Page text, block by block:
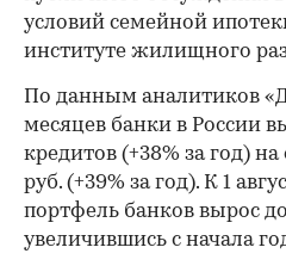
условий семейной
институте жилищного
По данным аналитиков
месяцев банки в России
кредитов (+38% за год)
руб. (+39% за год). К 1
портфель банков вырос
увеличившись с начала